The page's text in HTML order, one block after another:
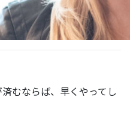
済むならば、早くやってし